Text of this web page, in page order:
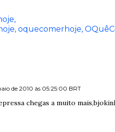
oquecomerhoje
de 2010 às 05:25:00 BRT
chegas a muito